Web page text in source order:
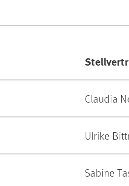
Claudia
Ulrike
Sabine